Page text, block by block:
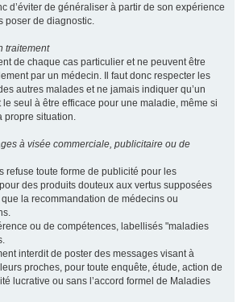
d’éviter de généraliser à partir de son expérience
poser de diagnostic.
traitement
de chaque cas particulier et ne peuvent être
par un médecin. Il faut donc respecter les
autres malades et ne jamais indiquer qu’un
seul à être efficace pour une maladie, même si
propre situation.
à visée commerciale, publicitaire ou de
refuse toute forme de publicité pour les
des produits douteux aux vertus supposées
la recommandation de médecins ou
ou de compétences, labellisés "maladies
interdit de poster des messages visant à
proches, pour toute enquête, étude, action de
lucrative ou sans l’accord formel de Maladies